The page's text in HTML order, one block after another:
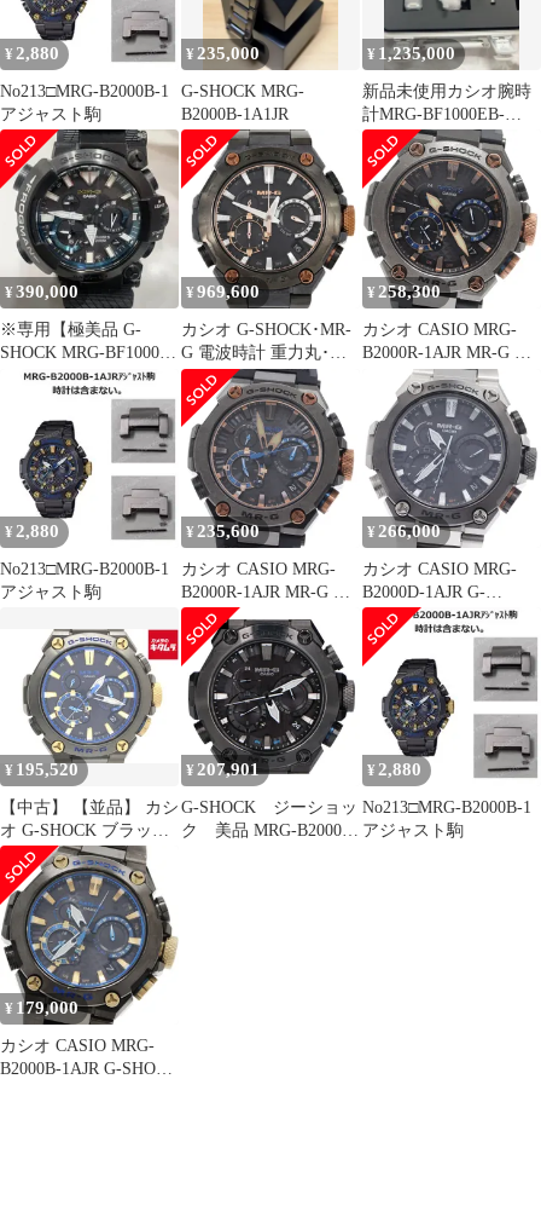
¥ 2,880
No213□MRG-B2000B-1
アジャスト駒
¥235,000
G-SHOCK MRG-
B2000B-1A1JR
¥ 1,235,000
新品未使用カシオ腕時
計MRG-BF1000EB-
1AJR
¥390,000
※専用【極美品 G-
SHOCK MRG-BF1000R-
1AJR 箱/保証書あり
¥ 969,600
カシオ G-SHOCK･MR-
G 電波時計 重力丸･燦
LIMITED MRG-
B2000JS-1AJR TI ソー
ラークォーツ
¥ 258,300
カシオ CASIO MRG-
B2000R-1AJR MR-G 勝
色(かちいろ) Bluetooth
デイデイト ソーラー電
波 メンズ 極美品 箱・
保証書付き_943921
¥ 2,880
No213□MRG-B2000B-1
アジャスト駒
¥ 235,600
カシオ CASIO MRG-
B2000R-1AJR MR-G 勝
色(かちいろ) Bluetooth
デイデイト ソーラー電
波 メンズ 極美品 内箱
付き_968765
¥ 266,000
カシオ CASIO MRG-
B2000D-1AJR G-
SHOCK MR-G Bluetooth
ソーラー電波 メンズ 美
品 箱・保証書付き
_956710
¥ 195,520
【中古】 【並品】 カシ
オ G-SHOCK ブラック
MRG-B2000B-1AJR チ
タン
¥ 207,901
G-SHOCK ジーショッ
ク 美品 MRG-B2000B-
¥ 2,880
No213□MRG-B2000B-1
アジャスト駒
¥ 179,000
カシオ CASIO MRG-
B2000B-1AJR G-SHOCK